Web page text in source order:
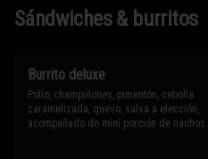
Sándwiches & burritos
Burrito deluxe
Pollo, champiñones, pimentón, cebolla
caramelizada, queso, salsa a elección,
acompañado de mini porción de nachos.